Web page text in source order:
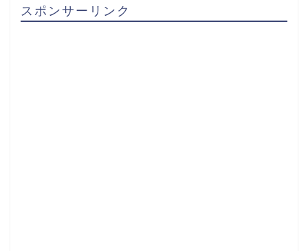
スポンサーリンク